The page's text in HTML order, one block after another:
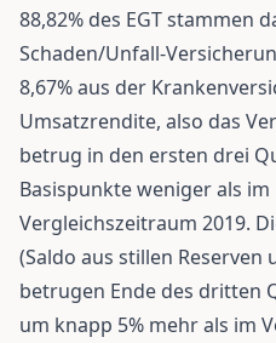
88,82% des EGT stammen
Schaden/Unfall-
8,67% aus der
Umsatzrendite, also das
betrug in den ersten drei
Basispunkte weniger als im
Vergleichszeitraum 2019.
(Saldo aus stillen Reserven
betrugen Ende des dritten
um knapp 5% mehr als im